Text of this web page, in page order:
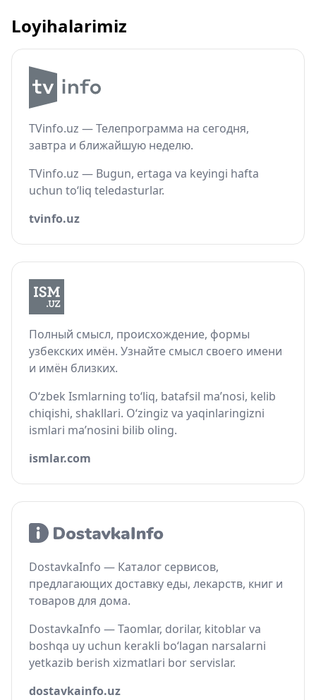
Loyihalarimiz
TVinfo.uz — Телепрограмма на сегодня,
завтра и ближайшую неделю.
TVinfo.uz — Bugun, ertaga va keyingi hafta
uchun to‘liq teledasturlar.
tvinfo.uz
Полный смысл, происхождение, формы
узбекских имён. Узнайте смысл своего имени
и имён близких.
O‘zbek Ismlarning to‘liq, batafsil ma’nosi, kelib
chiqishi, shakllari. O‘zingiz va yaqinlaringizni
ismlari ma’nosini bilib oling.
ismlar.com
DostavkaInfo — Каталог сервисов,
предлагающих доставку еды, лекарств, книг и
товаров для дома.
DostavkaInfo — Taomlar, dorilar, kitoblar va
boshqa uy uchun kerakli bo‘lagan narsalarni
yetkazib berish xizmatlari bor servislar.
dostavkainfo.uz